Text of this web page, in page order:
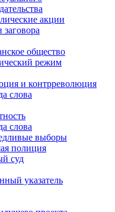
акции
заговора
общество
режим
и контрреволюция
слова
слова
выборы
полиция
суд
указатель